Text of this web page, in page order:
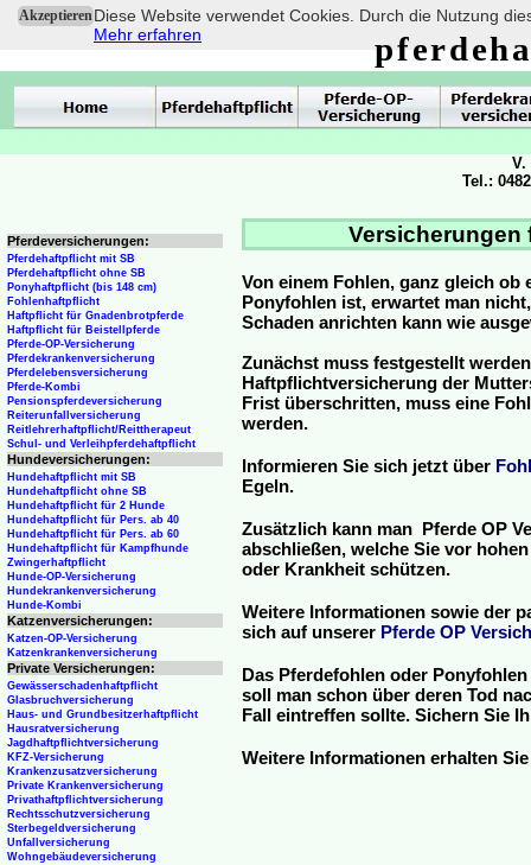
AkzeptierenDiese Website verwendet Cookies. Durch die Nutzung
Mehr erfahren
Versicherungen
Von einem Fohlen, ganz gleich ob
Ponyfohlen ist, erwartet man
Schaden anrichten kann wie
Zunächst muss festgestellt
Haftpflichtversicherung der
Frist überschritten, muss eine
werden.
Informieren Sie sich jetzt über
Egeln.
Zusätzlich kann man Pferde OP
abschließen, welche Sie vor
oder Krankheit schützen.
Weitere Informationen sowie der
sich auf unserer Pferde OP
Das Pferdefohlen oder
soll man schon über deren Tod
Fall eintreffen sollte. Sichern Sie
Weitere Informationen erhalten
Pferdeversicherungen:
Pferdehaftpflicht mit SB
Pferdehaftpflicht ohne SB
Ponyhaftpflicht (bis 148 cm)
Fohlenhaftpflicht
Haftpflicht für Gnadenbrotpferde
Haftpflicht für Beistellpferde
Pferde-OP-Versicherung
Pferdekrankenversicherung
Pferdelebensversicherung
Pferde-Kombi
Pensionspferdeversicherung
Reiterunfallversicherung
Reitlehrerhaftpflicht/Reittherapeut
Schul- und Verleihpferdehaftpflicht
Hundeversicherungen:
Hundehaftpflicht mit SB
Hundehaftpflicht ohne SB
Hundehaftpflicht für 2 Hunde
Hundehaftpflicht für Pers. ab 40
Hundehaftpflicht für Pers. ab 60
Hundehaftpflicht für Kampfhunde
Zwingerhaftpflicht
Hunde-OP-Versicherung
Hundekrankenversicherung
Hunde-Kombi
Katzenversicherungen:
Katzen-OP-Versicherung
Katzenkrankenversicherung
Private Versicherungen:
Gewässerschadenhaftpflicht
Glasbruchversicherung
Haus- und Grundbesitzerhaftpflicht
Hausratversicherung
Jagdhaftpflichtversicherung
KFZ-Versicherung
Krankenzusatzversicherung
Private Krankenversicherung
Privathaftpflichtversicherung
Rechtsschutzversicherung
Sterbegeldversicherung
Unfallversicherung
Wohngebäudeversicherung
V.
Tel.: